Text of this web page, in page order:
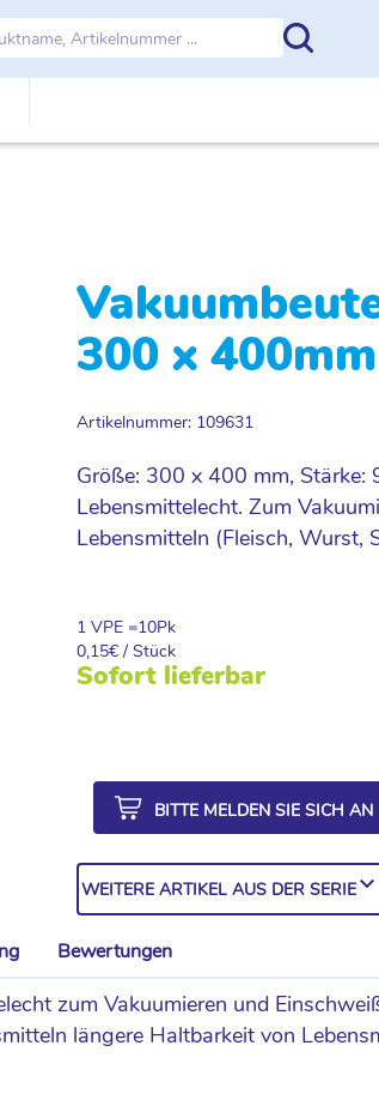
300 x
Artikelnummer: 109631
Größe: 300 x 400 mm, Stärke:
Lebensmittelecht. Zum
Lebensmitteln (Fleisch, Wurst,
1 VPE =10Pk
0,15€ / Stück
Sofort lieferbar
BITTE MELDEN SIE SICH AN
WEITERE ARTIKEL AUS DER SERIE
Bewertungen
zum Vakuumieren und
längere Haltbarkeit von